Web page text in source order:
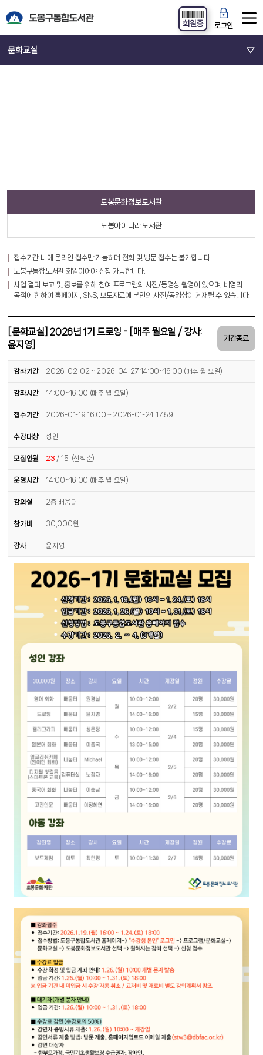
로그인
회원증
문화교실
도봉문화정보도서관
도봉아이나라도서관
접수기간 내에 온라인 접수만 가능하며 전화 및 방문 접수는 불가합니다.
도봉구통합도서관 회원이어야 신청 가능합니다.
사업 결과 보고 및 홍보를 위해 참여 프로그램의 사진/동영상 촬영이 있으며, 비영리
목적에 한하여 홈페이지, SNS, 보도자료에 본인의 사진/동영상이 게재될 수 있습니다.
[문화교실] 2026년 1기 드로잉 - [매주 월요일 / 강사:
윤지영]
기간종료
강좌기간 2026-02-02 ~ 2026-04-27 14:00~16:00 (매주 월 요일)
강좌시간 14:00~16:00 (매주 월 요일)
접수기간 2026-01-19 16:00 ~ 2026-01-24 17:59
수강대상 성인
모집인원 23 / 15 (선착순)
운영시간 14:00~16:00 (매주 월 요일)
강의실 2층 배움터
참가비 30,000원
강사 윤지영